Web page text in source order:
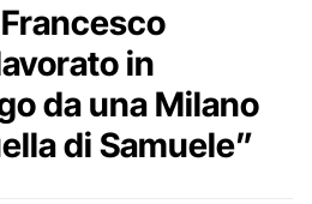
in
da una Milano
di Samuele”